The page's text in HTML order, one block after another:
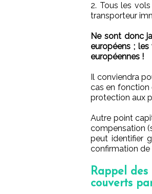
2. Tous les
transporteur
Ne sont donc
européens ;
européennes !
Il conviendra
cas en fonction
protection aux
Autre point
compensation
peut identifier
confirmation
Rappel
couverts